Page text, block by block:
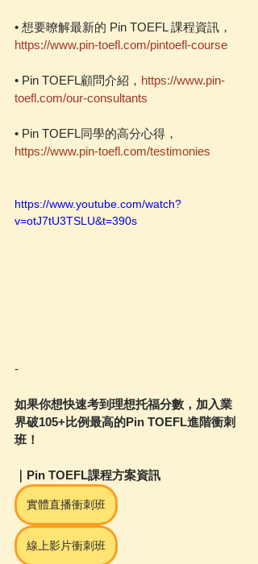
• 想要暸解最新的 Pin TOEFL 課程資訊，
https://www.pin-toefl.com/pintoefl-course
• Pin TOEFL顧問介紹， https://www.pin-
toefl.com/our-consultants
• Pin TOEFL同學的高分心得，
https://www.pin-toefl.com/testimonies
https://www.youtube.com/watch?
v=otJ7tU3TSLU&t=390s
-
如果你想快速考到理想托福分數，加入業
界破105+比例最高的Pin TOEFL進階衝刺
班！
｜Pin TOEFL課程方案資訊
實體直播衝刺班
線上影片衝刺班